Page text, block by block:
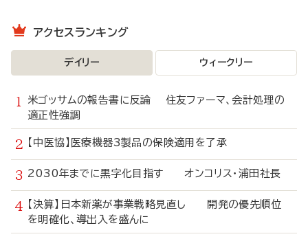
アクセスランキング
デイリー ウィークリー
米ゴッサムの報告書に反論 住友ファーマ、会計処理の
適正性強調
【中医協】医療機器3製品の保険適用を了承
2030年までに黒字化目指す オンコリス・浦田社長
【決算】日本新薬が事業戦略見直し 開発の優先順位
を明確化、導出入を盛んに